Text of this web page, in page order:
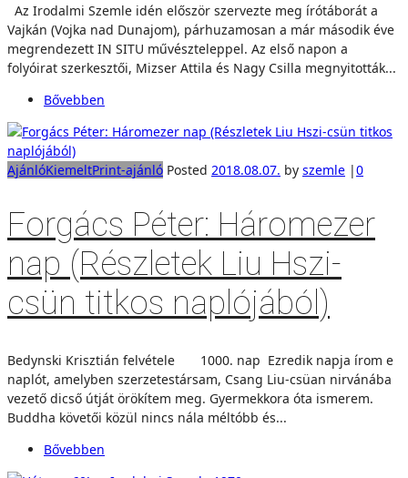
Az Irodalmi Szemle idén először szervezte meg írótáborát a
Vajkán (Vojka nad Dunajom), párhuzamosan a már második éve
megrendezett IN SITU művészteleppel. Az első napon a
folyóirat szerkesztői, Mizser Attila és Nagy Csilla megnyitották...
Bővebben
AjánlóKiemeltPrint-ajánló Posted 2018.08.07. by szemle |0
Forgács Péter: Háromezer
nap (Részletek Liu Hszi-
csün titkos naplójából)
Bedynski Krisztián felvétele 1000. nap Ezredik napja írom e
naplót, amelyben szerzetestársam, Csang Liu-csüan nirvánába
vezető dicső útját örökítem meg. Gyermekkora óta ismerem.
Buddha követői közül nincs nála méltóbb és...
Bővebben